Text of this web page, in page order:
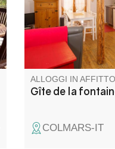
sulle montagne.
ALLOGGI IN AFFITTO
Gîte de la
COLMARS-IT